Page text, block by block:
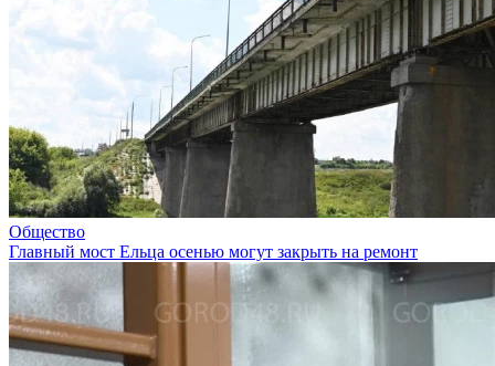
Общество
Главный мост Ельца осенью могут закрыть на ремонт